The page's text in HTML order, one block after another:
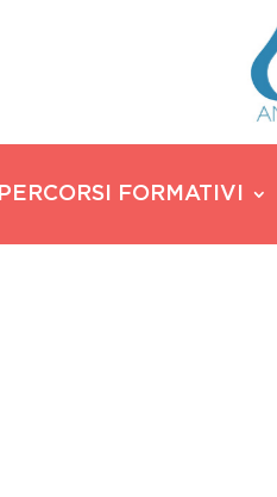
PERCORSI FORMATIVI